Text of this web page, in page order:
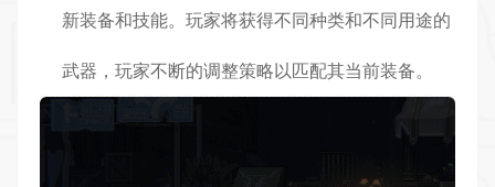
新装备和技能。玩家将获得不同种类和不同用途的
武器，玩家不断的调整策略以匹配其当前装备。